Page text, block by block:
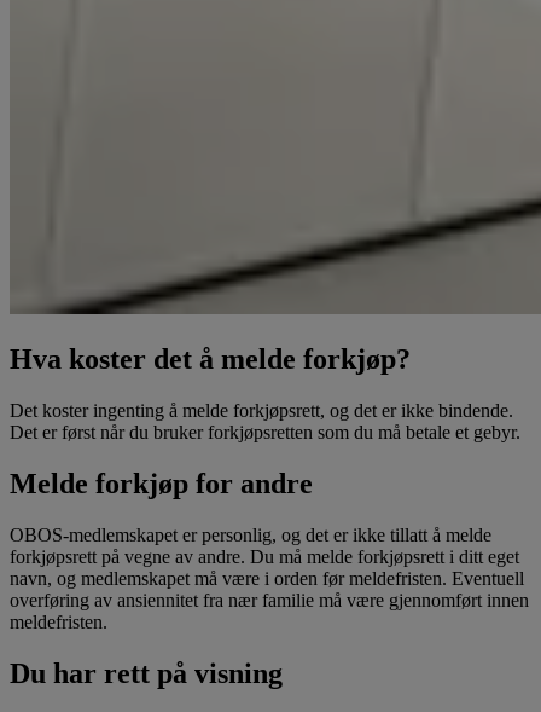
Hva koster det å melde forkjøp?
Det koster ingenting å melde forkjøpsrett, og det er ikke bindende.
Det er først når du bruker forkjøpsretten som du må betale et gebyr.
Melde forkjøp for andre
OBOS-medlemskapet er personlig, og det er ikke tillatt å melde
forkjøpsrett på vegne av andre. Du må melde forkjøpsrett i ditt eget
navn, og medlemskapet må være i orden før meldefristen. Eventuell
overføring av ansiennitet fra nær familie må være gjennomført innen
meldefristen.
Du har rett på visning